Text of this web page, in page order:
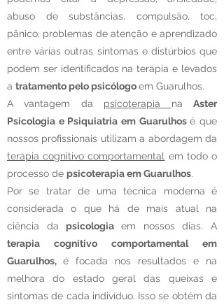
abuso de substâncias, compulsão, toc,
pânico, problemas de atenção e aprendizado
entre várias outras sintomas e distúrbios que
podem ser identificados na terapia e levados
a tratamento pelo psicólogoem Guarulhos.
A vantagem da psicoterapia naAster
Psicologia e Psiquiatria em Guarulhosé que
nossos profissionais utilizam a abordagem da
terapia cognitivo comportamental em todo o
processo de psicoterapia em Guarulhos.
Por se tratar de uma técnica moderna é
considerada o que há de mais atual na
ciência dapsicologiaem nossos dias. A
terapia cognitivo comportamental em
Guarulhos, é focada nos resultados e na
melhora do estado geral das queixas e
sintomas de cada indivíduo. Isso se obtém da